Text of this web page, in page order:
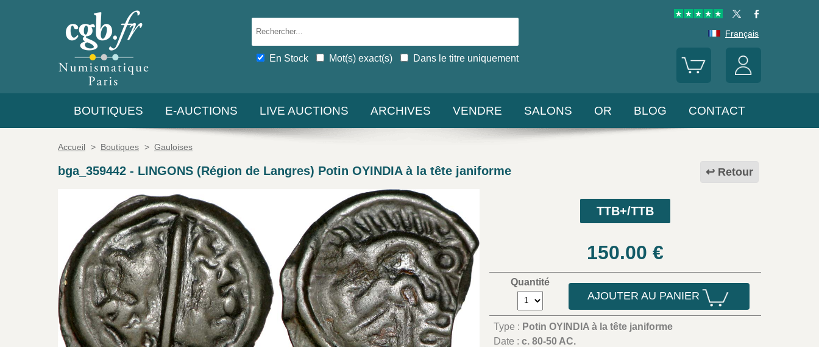
En Stock Mot(s) exact(s) Dans le titre uniquement
Français
BOUTIQUES E-AUCTIONS LIVE AUCTIONS ARCHIVES VENDRE SALONS OR BLOG CONTACT
Accueil > Boutiques > Gauloises
Retour
bga_359442 - LINGONS (Région de Langres) Potin OYINDIA à la tête janiforme
TTB+/TTB
150.00 €
Quantité
AJOUTER AU PANIER
Type : Potin OYINDIA à la tête janiforme
Date :c. 80-50 AC.